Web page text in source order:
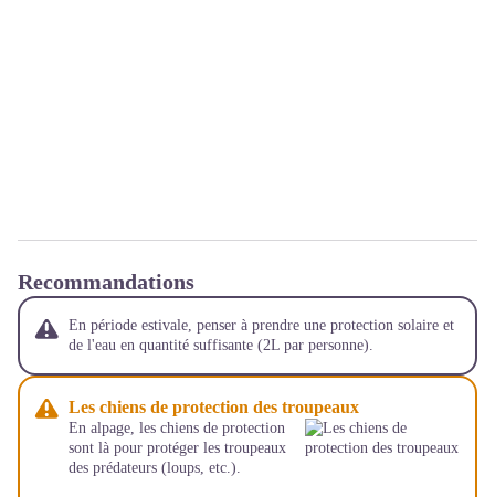
Recommandations
En période estivale, penser à prendre une protection solaire et
de l'eau en quantité suffisante (2L par personne).
Les chiens de protection des troupeaux
En alpage, les chiens de protection
sont là pour protéger les troupeaux
des prédateurs (loups, etc.).